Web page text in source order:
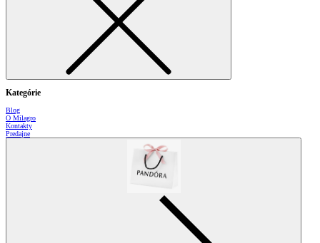
Kategórie
Blog
O Milagro
Kontakty
Predajne